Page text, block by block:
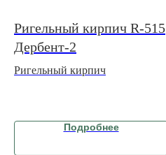
Ригельный кирпич R-515
Дербент-2
Ригельный кирпич
Подробнее